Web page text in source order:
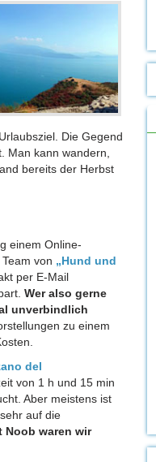
Die Gegend
Man kann wandern,
bereits der Herbst
einem Online-
von „Hund und
per E-Mail
Wer also gerne
unverbindlich
zu einem
del
von 1 h und 15 min
Aber meistens ist
auf die
Noob waren wir